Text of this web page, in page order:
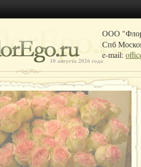
10 августа 2026 года
ООО
Спб
e-mail: